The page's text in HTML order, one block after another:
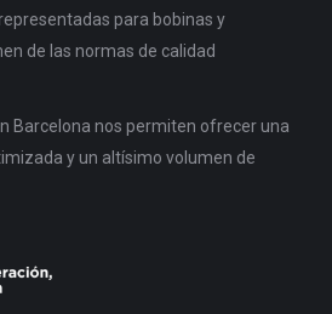
para bobinas y
de las normas de calidad
Barcelona nos permiten ofrecer una
y un altísimo volumen de